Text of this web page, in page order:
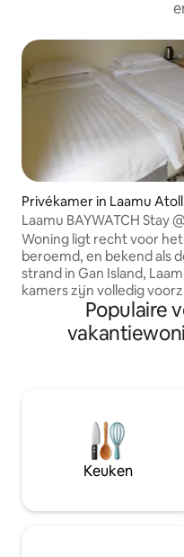
Privékamer in Laamu Atoll
Laamu BAYWATCH Stay @ Biggest Island
of Maldives
Woning ligt recht voor het
beroemd, en bekend als
strand in Gan Island,
kamers zijn volledig
airconditioning en gratis
accommodatie heeft een
restaurant, dat lokale en
slechts 8 minuten rijden
accommodatie. Van Male International
Airport naar Kadhdhoo is
transfer per binnenlandse
Populaire
Keuken